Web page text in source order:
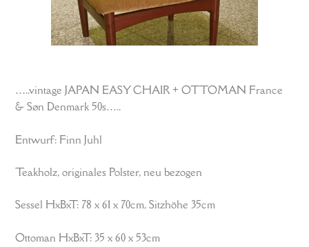
…..vintage JAPAN EASY CHAIR + OTTOMAN France
& Søn Denmark 50s…..
Entwurf: Finn Juhl
Teakholz, originales Polster, neu bezogen
Sessel HxBxT: 78 x 61 x 70cm, Sitzhöhe 35cm
Ottoman HxBxT: 35 x 60 x 53cm